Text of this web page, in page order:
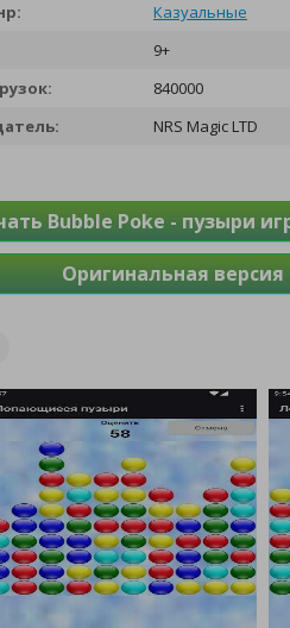
Казуальные
9+
840000
NRS Magic LTD
Bubble Poke - пузыри
Оригинальная версия